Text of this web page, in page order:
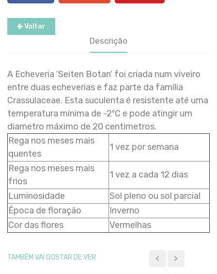
Voltar
Descrição
A Echeveria 'Seiten Botan' foi criada num viveiro
entre duas echeverias e faz parte da família
Crassulaceae. Esta suculenta é resistente até uma
temperatura mínima de -2ºC e pode atingir um
diametro máximo de 20 centimetros.
Rega nos meses mais
quentes
1 vez por semana
Rega nos meses mais
frios
1 vez a cada 12 dias
Luminosidade
Sol pleno ou sol parcial
Época de floração
Inverno
Cor das flores
Vermelhas
TAMBÉM VAI GOSTAR DE VER